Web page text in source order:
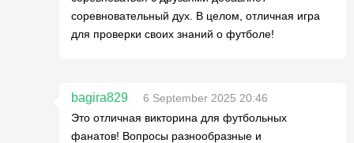
соревновательный дух. В целом, отличная игра
для проверки своих знаний о футболе!
bagira829
6 September 2025 20:46
Это отличная викторина для футбольных
фанатов! Вопросы разнообразные и